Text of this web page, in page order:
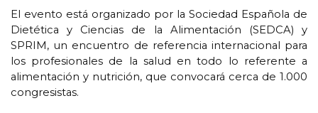
El evento está organizado por la Sociedad Española de
Dietética y Ciencias de la Alimentación (SEDCA) y
SPRIM, un encuentro de referencia internacional para
los profesionales de la salud en todo lo referente a
alimentación y nutrición, que convocará cerca de 1.000
congresistas.